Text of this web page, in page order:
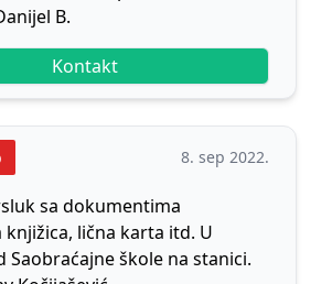
B.
Kontakt
8. sep 2022.
sa dokumentima
knjižica, lična karta itd. U
Saobraćajne škole na stanici.